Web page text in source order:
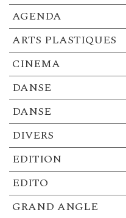
AGENDA
ARTS PLASTIQUES
CINEMA
DANSE
DANSE
DIVERS
EDITION
EDITO
GRAND ANGLE